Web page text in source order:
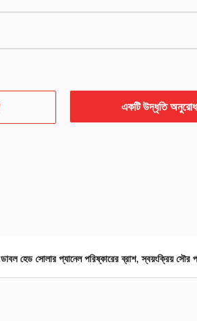
একটি উদ্ধৃতি
ডাবল হেড সোলার প্যানেল পরিষ্কারের ব্রাশ,স্বয়ংক্রিয় সৌর